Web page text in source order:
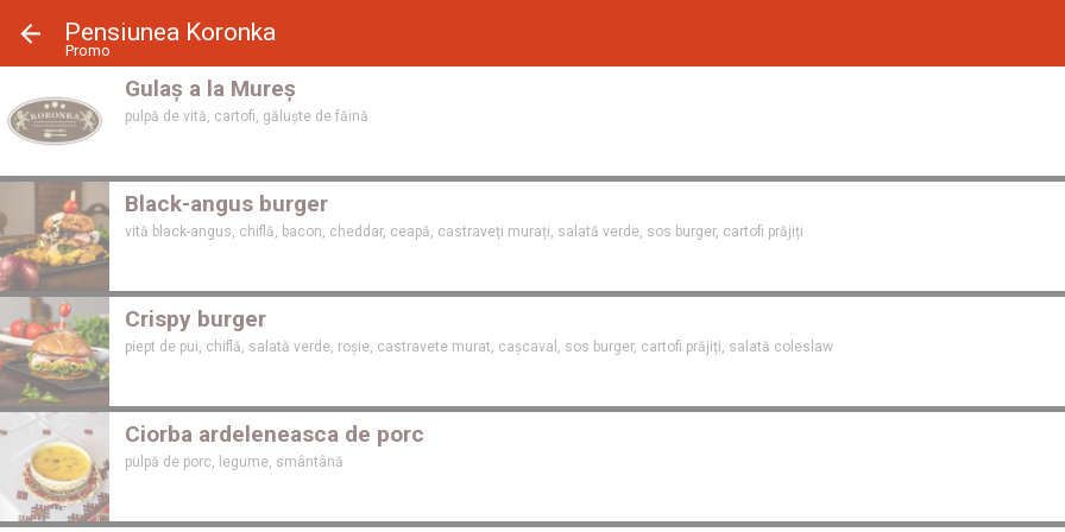
Pensiunea Koronka
Promo
Gulaș a la Mureș
pulpă de vită, cartofi, găluște de făină
Black-angus burger
vită black-angus, chiflă, bacon, cheddar, ceapă, castraveți murați, salată verde, sos burger, cartofi prăjiți
Crispy burger
piept de pui, chiflă, salată verde, roșie, castravete murat, cașcaval, sos burger, cartofi prăjiți, salată coleslaw
Ciorba ardeleneasca de porc
pulpă de porc, legume, smântână